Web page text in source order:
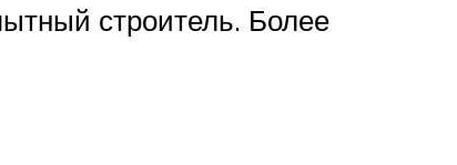
строитель. Более